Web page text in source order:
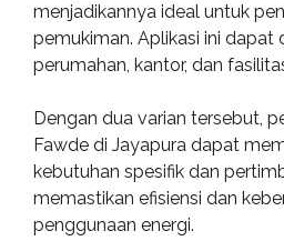
menjadikannya ideal untuk
pemukiman. Aplikasi ini dapat
perumahan, kantor, dan
Dengan dua varian tersebut,
Fawde di Jayapura dapat
kebutuhan spesifik dan
memastikan efisiensi dan
penggunaan energi.